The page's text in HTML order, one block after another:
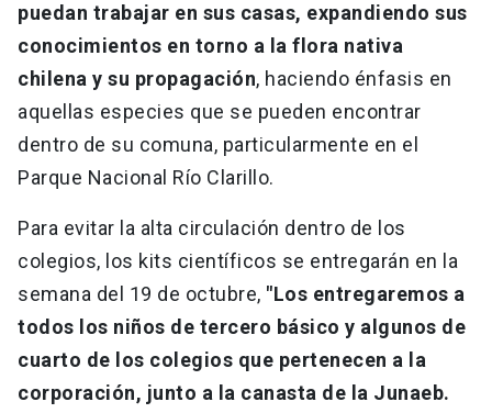
puedan trabajar en sus casas, expandiendo sus
conocimientos en torno a la flora nativa
chilena y su propagación, haciendo énfasis en
aquellas especies que se pueden encontrar
dentro de su comuna, particularmente en el
Parque Nacional Río Clarillo.
Para evitar la alta circulación dentro de los
colegios, los kits científicos se entregarán en la
semana del 19 de octubre, "Los entregaremos a
todos los niños de tercero básico y algunos de
cuarto de los colegios que pertenecen a la
corporación, junto a la canasta de la Junaeb.